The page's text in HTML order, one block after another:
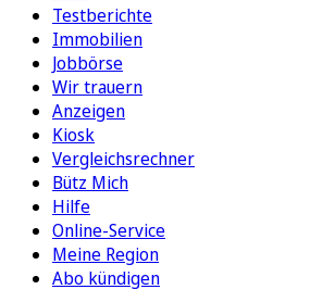
Testberichte
Immobilien
Jobbörse
Wir trauern
Anzeigen
Kiosk
Vergleichsrechner
Bütz Mich
Hilfe
Online-Service
Meine Region
Abo kündigen